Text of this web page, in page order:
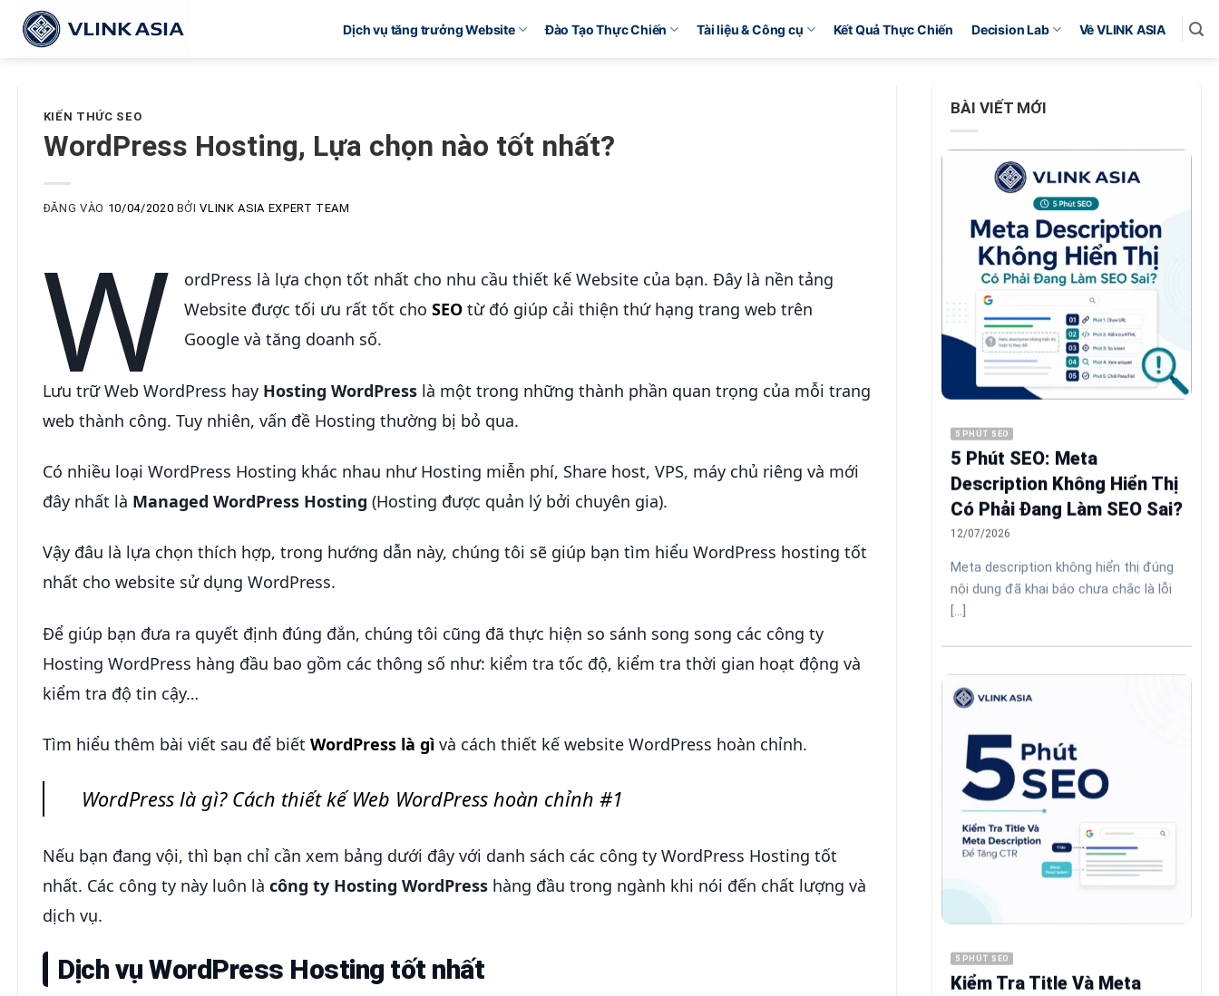
qua
Dịch vụ tăng trưởng Website Đào Tạo Thực Chiến Tài liệu & Công cụ Kết Quả Thực Chiến Decision Lab Về VLINK ASIA
KIẾN THỨC SEO
WordPress Hosting, Lựa chọn nào tốt nhất?
ĐĂNG VÀO 10/04/2020 BỞIVLINK ASIA EXPERT TEAM
W
ordPress là lựa chọn tốt nhất cho nhu cầu thiết kế Website của bạn. Đây là nền tảng
Website được tối ưu rất tốt choSEO từ đó giúp cải thiện thứ hạng trang web trên
Google và tăng doanh số.
Lưu trữ Web WordPress hay Hosting WordPress là một trong những thành phần quan trọng của mỗi trang
web thành công. Tuy nhiên, vấn đề Hosting thường bị bỏ qua.
Có nhiều loại WordPress Hosting khác nhau như Hosting miễn phí, Share host, VPS, máy chủ riêng và mới
đây nhất là Managed WordPress Hosting (Hosting được quản lý bởi chuyên gia).
Vậy đâu là lựa chọn thích hợp, trong hướng dẫn này, chúng tôi sẽ giúp bạn tìm hiểu WordPress hosting tốt
nhất cho website sử dụng WordPress.
Để giúp bạn đưa ra quyết định đúng đắn, chúng tôi cũng đã thực hiện so sánh song song các công ty
Hosting WordPress hàng đầu bao gồm các thông số như: kiểm tra tốc độ, kiểm tra thời gian hoạt động và
kiểm tra độ tin cậy…
Tìm hiểu thêm bài viết sau để biết WordPress là gì và cách thiết kế website WordPress hoàn chỉnh.
WordPress là gì? Cách thiết kế Web WordPress hoàn chỉnh #1
Nếu bạn đang vội, thì bạn chỉ cần xem bảng dưới đây với danh sách các công ty WordPress Hosting tốt
nhất. Các công ty này luôn là công ty Hosting WordPress hàng đầu trong ngành khi nói đến chất lượng và
dịch vụ.
Dịch vụ WordPress Hosting tốt nhất
BÀI VIẾT MỚI
5 PHÚT SEO
5 Phút SEO: Meta
Description Không Hiển Thị
Có Phải Đang Làm SEO Sai?
12/07/2026
Meta description không hiển thị đúng
nội dung đã khai báo chưa chắc là lỗi
[...]
5 PHÚT SEO
Kiểm Tra Title Và Meta